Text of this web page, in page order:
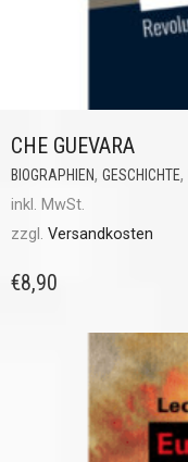
CHE GUEVARA
BIOGRAPHIEN, GESCHICHTE,
inkl. MwSt.
zzgl. Versandkosten
€8,90